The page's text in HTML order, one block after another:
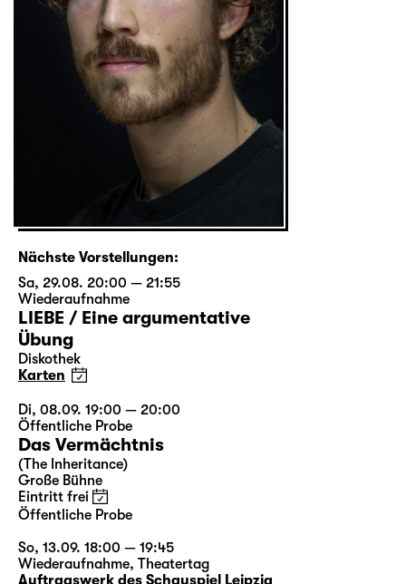
Nächste Vorstellungen:
Sa, 29.08. 20:00 — 21:55
Wiederaufnahme
LIEBE / Eine argumentative
Übung
Diskothek
Karten
Di, 08.09. 19:00 — 20:00
Öffentliche Probe
Das Vermächtnis
(The Inheritance)
Große Bühne
Eintritt frei
Öffentliche Probe
So, 13.09. 18:00 — 19:45
Wiederaufnahme, Theatertag
Auftragswerk des Schauspiel Leipzig